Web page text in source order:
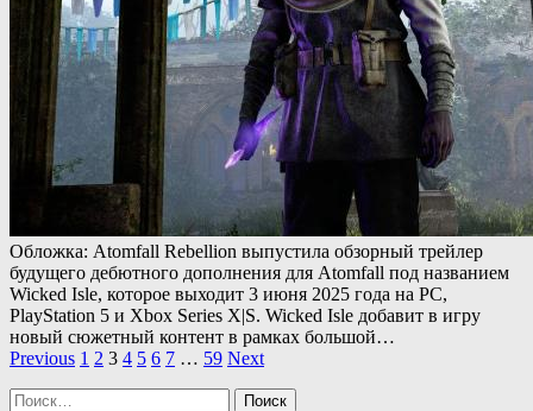
Обложка: Atomfall Rebellion выпустила обзорный трейлер
будущего дебютного дополнения для Atomfall под названием
Wicked Isle, которое выходит 3 июня 2025 года на PC,
PlayStation 5 и Xbox Series X|S. Wicked Isle добавит в игру
новый сюжетный контент в рамках большой…
Пагинация
записей
Previous 1 2 3 4 5 6 7 … 59 Next
Найти: